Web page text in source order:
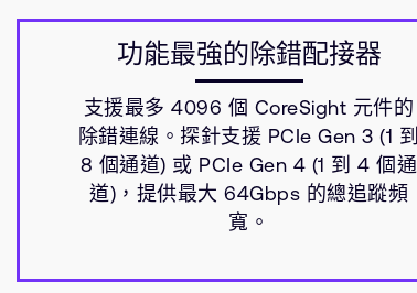
功能最強的除錯配接器
支援最多 4096 個 CoreSight 元件的
除錯連線。探針支援 PCIe Gen 3 (1 到
8 個通道) 或 PCIe Gen 4 (1 到 4 個通
道)，提供最大 64Gbps 的總追蹤頻
寬。